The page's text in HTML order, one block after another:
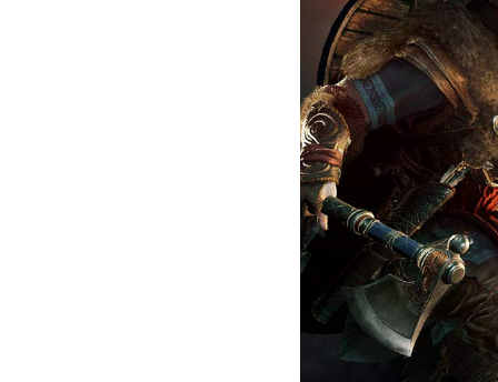
tierra.
Construcción del
vikingo, que actúa como
Historia y Narrativa
múltiples finales posibles.
"Assassin's Creed
vikinga y sus gráficos
jugadores pueden
propio camino como Eivor.
Este juego es una
abierto lleno de historia,
descargable (DLC) ha